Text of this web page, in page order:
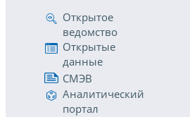
Открытое
ведомство
Открытые
данные
СМЭВ
Аналитический
портал